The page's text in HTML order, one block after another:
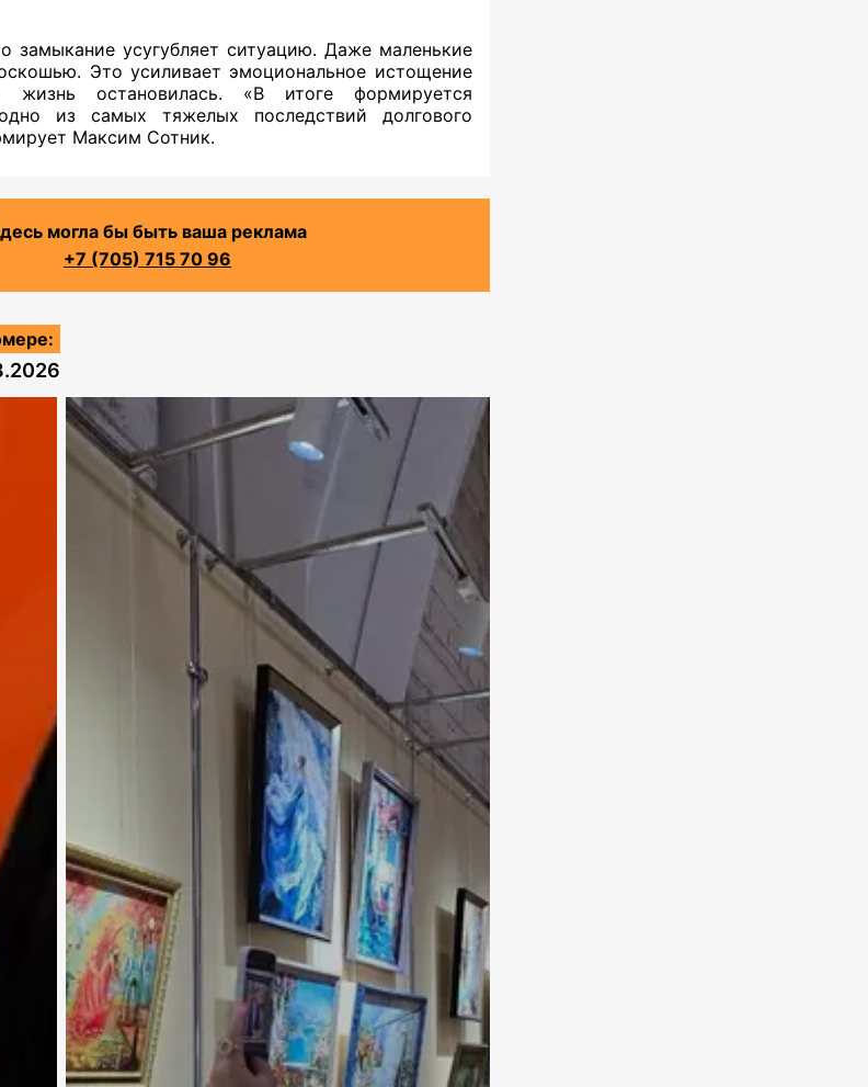
замыкание усугубляет ситуацию. Даже маленькие
Это усиливает эмоциональное истощение
остановилась. «В итоге формируется
из самых тяжелых последствий долгового
Максим Сотник.
могла бы быть ваша реклама
+7 (705) 715 70 96